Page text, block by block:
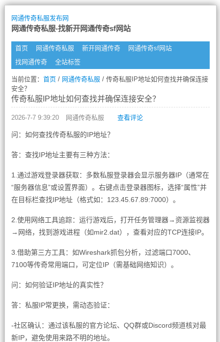
网通传奇私服发布网
网通传奇私服-找新开网通传奇sf网站
首页 网通传奇私服 新开网通传奇
网通传奇sf网站
找网通传奇
全站标签
当前位置： 首页/ 网通传奇私服 / 传奇私服IP地址如何查找并确保连接
安全？
传奇私服IP地址如何查找并确保连接安全？
2026-7-7 9:39:20 网通传奇私服 查看评论
问：如何查找传奇私服的IP地址？
答：查找IP地址主要有三种方法：
1.通过游戏登录器获取：多数私服登录器会显示服务器IP（通常在
“服务器信息”或设置界面）。右键点击登录器图标，选择“属性”并
在目标栏查找IP地址（格式如：123.45.67.89:7000）。
2.使用网络工具追踪：运行游戏后，打开任务管理器→资源监视器
→网络，找到游戏进程（如mir2.dat），查看对应的TCP连接IP。
3.借助第三方工具：如Wireshark抓包分析，过滤端口7000、
7100等传奇常用端口，可定位IP（需基础网络知识）。
问：如何验证IP地址的真实性？
答：私服IP常更换，需动态验证：
-社区确认：通过该私服的官方论坛、QQ群或Discord频道核对最
新IP，避免使用来路不明的地址。